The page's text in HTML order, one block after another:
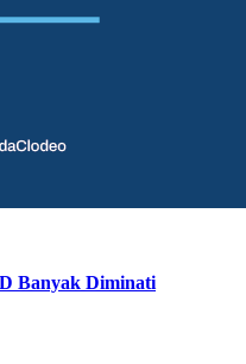
Banyak Diminati